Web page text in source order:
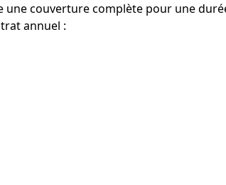
couverture complète pour une
annuel :